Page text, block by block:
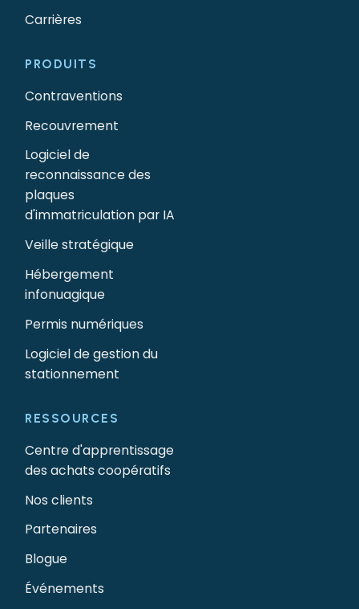
Carrières
PRODUITS
Contraventions
Recouvrement
Logiciel de
reconnaissance des
plaques
d'immatriculation par IA
Veille stratégique
Hébergement
infonuagique
Permis numériques
Logiciel de gestion du
stationnement
RESSOURCES
Centre d'apprentissage
des achats coopératifs
Nos clients
Partenaires
Blogue
Événements